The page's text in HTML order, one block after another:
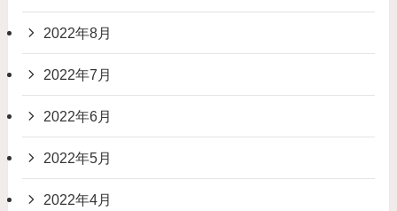
2022年8月
2022年7月
2022年6月
2022年5月
2022年4月